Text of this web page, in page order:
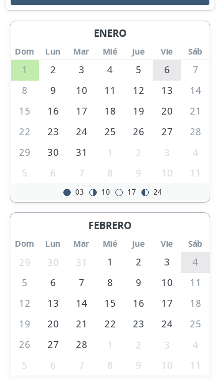
ENERO
Dom Lun Mar Mié Jue Vie Sáb
1 2 3 4 5 6
7
8
9 10 11 12 13
14
15
16 17 18 19 20
21
22
23 24 25 26 27
28
29
30 31 1 2 3
4
5
6 7 8 9 10 11
03 10 17 24
FEBRERO
Dom Lun Mar Mié Jue Vie Sáb
29 30 31 1 2 3
4
5
6 7 8 9 10
11
12
13 14 15 16 17
18
19
20 21 22 23 24
25
26
27 28 1 2 3
4
5
6 7 8 9 10 11